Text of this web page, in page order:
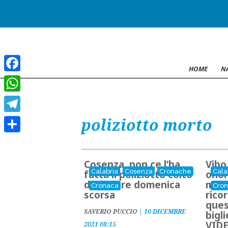
HOME
poliziotto morto
Calabria Cosenza
Cronache
Cronaca
Cosenza, non ce l’ha
fatta il poliziotto colto
da malore domenica
scorsa
SAVERIO PUCCIO | 10 DICEMBRE
2021 08:15
Facebook
WhatsApp
Telegram